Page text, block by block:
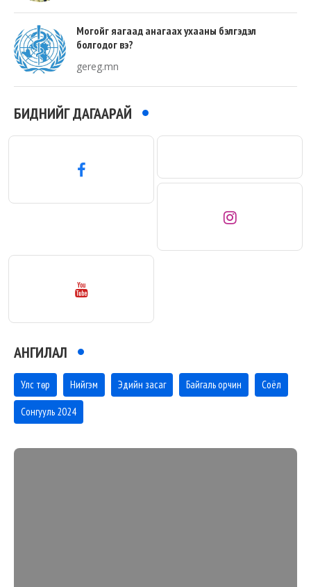
Могойг яагаад анагаах ухааны бэлгэдэл
болгодог вэ?
gereg.mn
БИДНИЙГ ДАГААРАЙ
АНГИЛАЛ
Улс төр Нийгэм Эдийн засаг Байгаль орчин Соёл
Сонгууль 2024